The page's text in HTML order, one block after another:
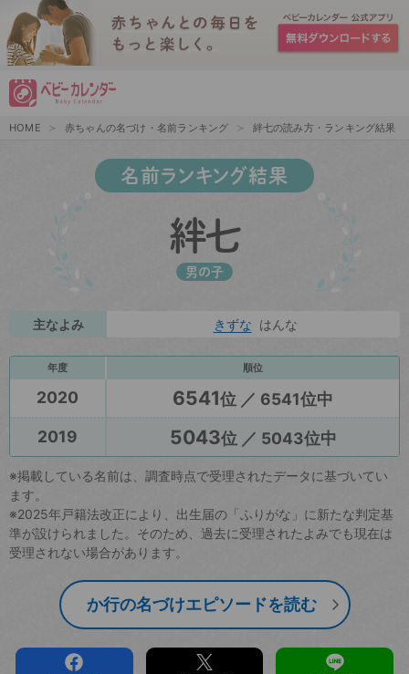
HOME 赤ちゃんの名づけ・名前ランキング 絆七の読み方・ランキング結果
名前ランキング結果
絆七
男の子
主なよみ きずな はんな
年度 順位
2020 6541位 ／ 6541位中
2019
5043位 ／ 5043位中
※掲載している名前は、調査時点で受理されたデータに基づいてい
ます。
※2025年戸籍法改正により、出生届の「ふりがな」に新たな判定基
準が設けられました。そのため、過去に受理されたよみでも現在は
受理されない場合があります。
か行の名づけエピソードを読む